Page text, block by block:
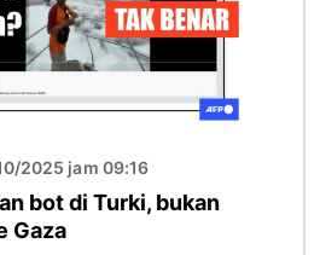
2025 jam 09:16
bot di Turki, bukan
Gaza